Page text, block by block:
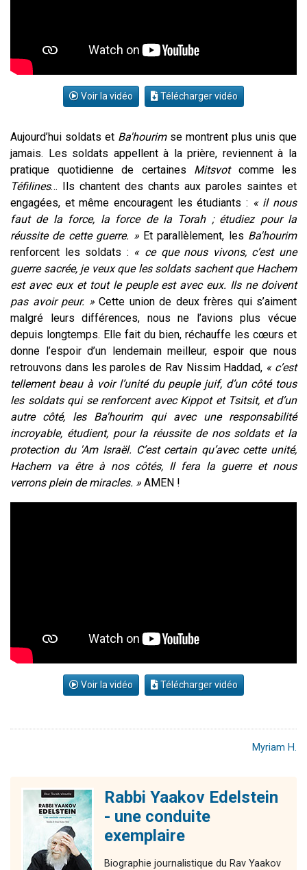
Voir la vidéo Télécharger vidéo
Aujourd’hui soldats et Ba'hourimse montrent plus unis que
jamais. Les soldats appellent à la prière, reviennent à la
pratique quotidienne de certaines Mitsvotcomme les
Téfilines… Ils chantent des chants aux paroles saintes et
engagées, et même encouragent les étudiants : « il nous
faut de la force, la force de la Torah ; étudiez pour la
réussite de cette guerre. »Et parallèlement, les Ba'hourim
renforcent les soldats : « ce que nous vivons, c’est une
guerre sacrée, je veux que les soldats sachent que Hachem
est avec eux et tout le peuple est avec eux. Ils ne doivent
pas avoir peur. » Cette union de deux frères qui s’aiment
malgré leurs différences, nous ne l’avions plus vécue
depuis longtemps. Elle fait du bien, réchauffe les cœurs et
donne l’espoir d’un lendemain meilleur, espoir que nous
retrouvons dans les paroles de Rav Nissim Haddad, « c’est
tellement beau à voir l’unité du peuple juif, d’un côté tous
les soldats qui se renforcent avec Kippot et Tsitsit, et d’un
autre côté, les Ba'hourim qui avec une responsabilité
incroyable, étudient, pour la réussite de nos soldats et la
protection du 'Am Israël. C’est certain qu’avec cette unité,
Hachem va être à nos côtés, Il fera la guerre et nous
verrons plein de miracles. » AMEN !
Voir la vidéo Télécharger vidéo
Myriam H.
Rabbi Yaakov Edelstein
- une conduite
exemplaire
Biographie journalistique du Rav Yaakov